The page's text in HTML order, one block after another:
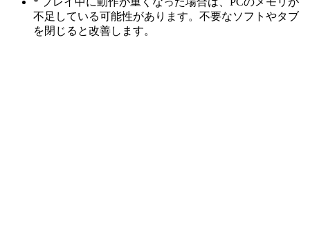
不足している可能性があります。不要なソフトやタブ
を閉じると改善します。